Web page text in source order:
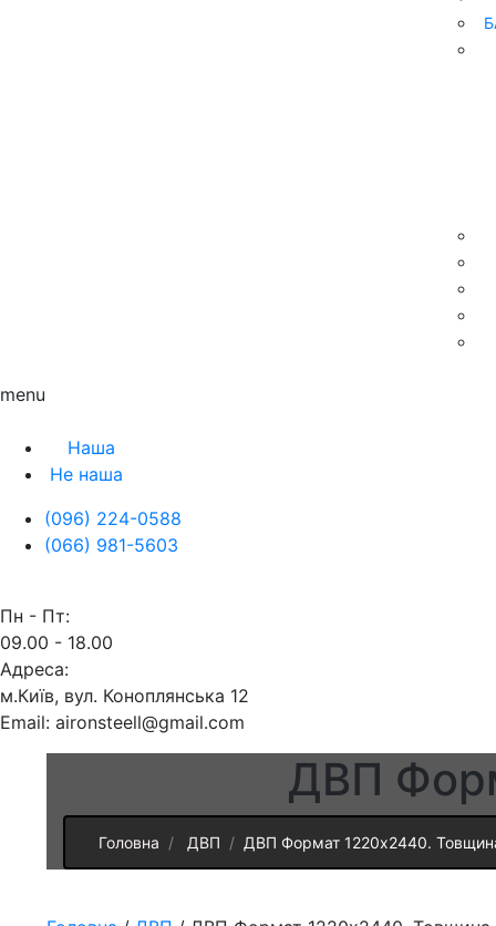
menu
Наша
Не наша
(096) 224-0588
(066) 981-5603
Пн - Пт:
09.00 - 18.00
Адреса:
м.Київ, вул. Коноплянська 12
Email: aironsteell@gmail.com
ДВП
Головна ДВП ДВП Формат 1220х2440.